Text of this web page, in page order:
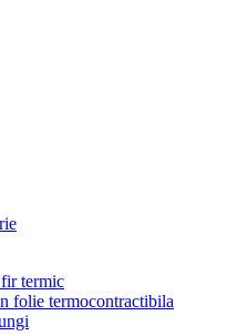
termic
folie termocontractibila